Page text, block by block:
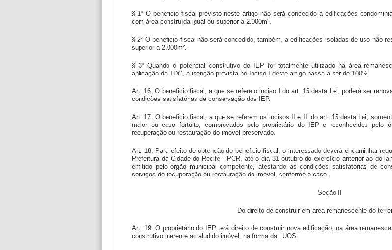
§ 1º O beneficio fiscal previsto neste artigo não será concedido a edificações
com área construída igual ou superior a 2.000m².
§ 2° O beneficio fiscal não será concedido, também, a edificações isoladas de uso não
superior a 2.000m².
§ 3º Quando o potencial construtivo do IEP for totalmente utilizado na área
aplicação da TDC, a isenção prevista no Inciso I deste artigo passa a ser de 100%.
Art. 16. O beneficio fiscal, a que se refere o inciso I do art. 15 desta Lei, poderá ser
condições satisfatórias de conservação dos IEP.
Art. 17. O beneficio fiscal, a que se referem os incisos II e III do art. 15 desta Lei,
maior ou caso fortuito, comprovados pelo proprietário do IEP e reconhecidos pelo
recuperação ou restauração do imóvel preservado.
Art. 18. Para efeito de obtenção do beneficio fiscal, o interessado deverá encaminhar
Prefeitura da Cidade do Recife - PCR, até o dia 31 outubro do exercício anterior ao do
emitido pelo órgão municipal competente, atestando as condições satisfatórias de
serviços de recuperação ou restauração do imóvel, conforme o caso.
Seção II
Do direito de construir em área remanescente do
Art. 19. O proprietário do IEP terá direito de construir nova edificação, na área
construtivo inerente ao aludido imóvel, na forma da LUOS.